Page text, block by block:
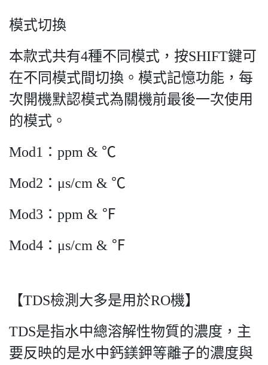
模式切換
本款式共有4種不同模式，按SHIFT鍵可
在不同模式間切換。模式記憶功能，每
次開機默認模式為關機前最後一次使用
的模式。
Mod1：ppm & ℃
Mod2：μs/cm & ℃
Mod3：ppm & ℉
Mod4：μs/cm & ℉
【TDS檢測大多是用於RO機】
TDS是指水中總溶解性物質的濃度，主
要反映的是水中鈣鎂鉀等離子的濃度與